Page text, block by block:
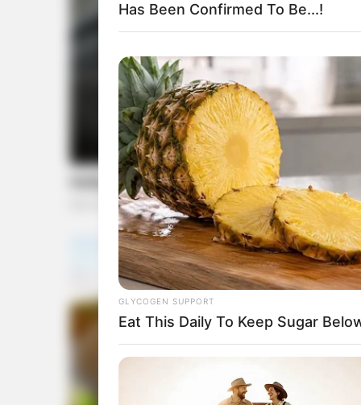
Has Been Confirmed To Be...!
GLYCOGEN SUPPORT
Eat This Daily To Keep Sugar